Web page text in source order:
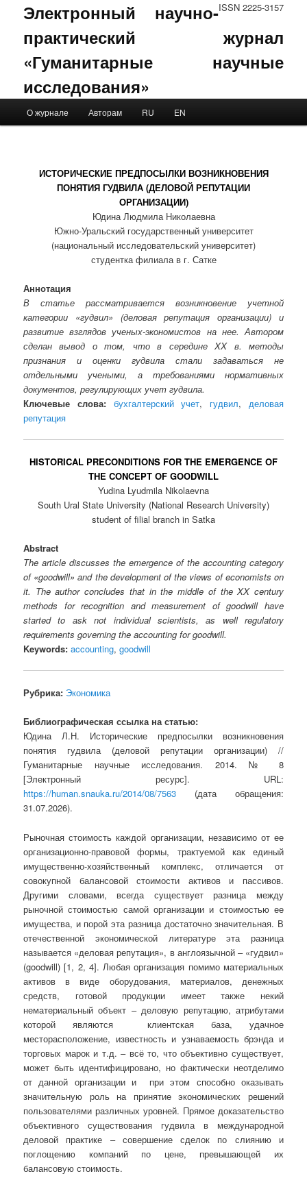
ISSN 2225-3157
Электронный научно-
практический журнал
«Гуманитарные научные
исследования»
Skip to primary content
Skip to secondary content
О журнале Авторам RU EN
ИСТОРИЧЕСКИЕ ПРЕДПОСЫЛКИ ВОЗНИКНОВЕНИЯ
ПОНЯТИЯ ГУДВИЛА (ДЕЛОВОЙ РЕПУТАЦИИ
ОРГАНИЗАЦИИ)
Юдина Людмила Николаевна
Южно-Уральский государственный университет
(национальный исследовательский университет)
студентка филиала в г. Сатке
Аннотация
В статье рассматривается возникновение учетной
категории «гудвил» (деловая репутация организации) и
развитие взглядов ученых-экономистов на нее. Автором
сделан вывод о том, что в середине XX в. методы
признания и оценки гудвила стали задаваться не
отдельными учеными, а требованиями нормативных
документов, регулирующих учет гудвила.
Ключевые слова: бухгалтерский учет, гудвил, деловая
репутация
HISTORICAL PRECONDITIONS FOR THE EMERGENCE OF
THE CONCEPT OF GOODWILL
Yudina Lyudmila Nikolaevna
South Ural State University (National Research University)
student of filial branch in Satka
Abstract
The article discusses the emergence of the accounting category
of «goodwill» and the development of the views of economists on
it. The author concludes that in the middle of the XX century
methods for recognition and measurement of goodwill have
started to ask not individual scientists, as well regulatory
requirements governing the accounting for goodwill.
Keywords: accounting,goodwill
Рубрика: Экономика
Библиографическая ссылка на статью:
Юдина Л.Н. Исторические предпосылки возникновения
понятия гудвила (деловой репутации организации) //
Гуманитарные научные исследования. 2014. № 8
[Электронный ресурс]. URL:
https://human.snauka.ru/2014/08/7563 (дата обращения:
31.07.2026).
Рыночная стоимость каждой организации, независимо от ее
организационно-правовой формы, трактуемой как единый
имущественно-хозяйственный комплекс, отличается от
совокупной балансовой стоимости активов и пассивов.
Другими словами, всегда существует разница между
рыночной стоимостью самой организации и стоимостью ее
имущества, и порой эта разница достаточно значительная. В
отечественной экономической литературе эта разница
называется «деловая репутация», в англоязычной – «гудвил»
(goodwill) [1, 2, 4]. Любая организация помимо материальных
активов в виде оборудования, материалов, денежных
средств, готовой продукции имеет также некий
нематериальный объект – деловую репутацию, атрибутами
которой являются клиентская база, удачное
месторасположение, известность и узнаваемость брэнда и
торговых марок и т.д. – всё то, что объективно существует,
может быть идентифицировано, но фактически неотделимо
от данной организации и при этом способно оказывать
значительную роль на принятие экономических решений
пользователями различных уровней. Прямое доказательство
объективного существования гудвила в международной
деловой практике – совершение сделок по слиянию и
поглощению компаний по цене, превышающей их
балансовую стоимость.